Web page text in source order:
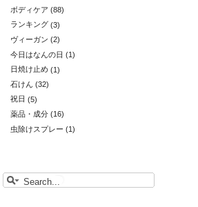
ボディケア (88)
ランキング (3)
ヴィーガン (2)
今日はなんの日 (1)
日焼け止め (1)
石けん (32)
祝日 (5)
薬品・成分 (16)
虫除けスプレー (1)